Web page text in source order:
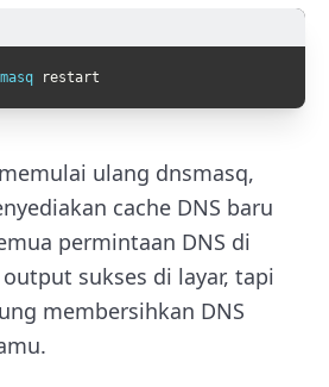
restart
ulang dnsmasq,
cache DNS baru
permintaan DNS di
sukses di layar, tapi
membersihkan DNS